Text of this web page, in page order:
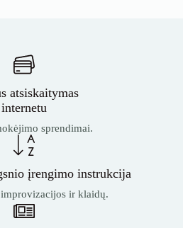
atsiskaitymas
internetu
sprendimai.
įrengimo instrukcija
ir klaidų.